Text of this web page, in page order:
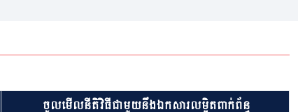
ចូលមើលនីតិវិធីជាមួយនឹងឯកសារលម្អិតពាក់ព័ន្ធ